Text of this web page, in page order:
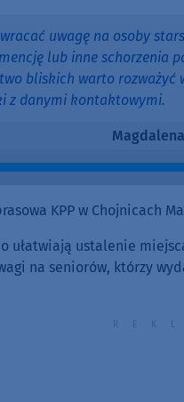
uwagę na osoby
lub inne schorzenia
bliskich warto rozważyć
z danymi kontaktowymi.
KPP w Chojnicach
ułatwiają ustalenie
na seniorów, którzy